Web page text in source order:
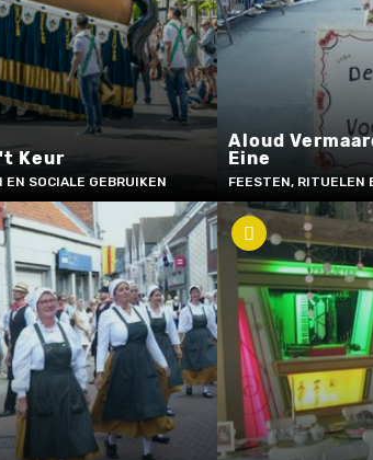
Keur
SOCIALE GEBRUIKEN
Aloud
Eine
FEESTEN, RITUELEN